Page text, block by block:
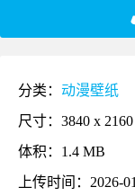
分类： 动漫壁纸
尺寸：3840 x 2160
体积：1.4 MB
上传时间：2026-